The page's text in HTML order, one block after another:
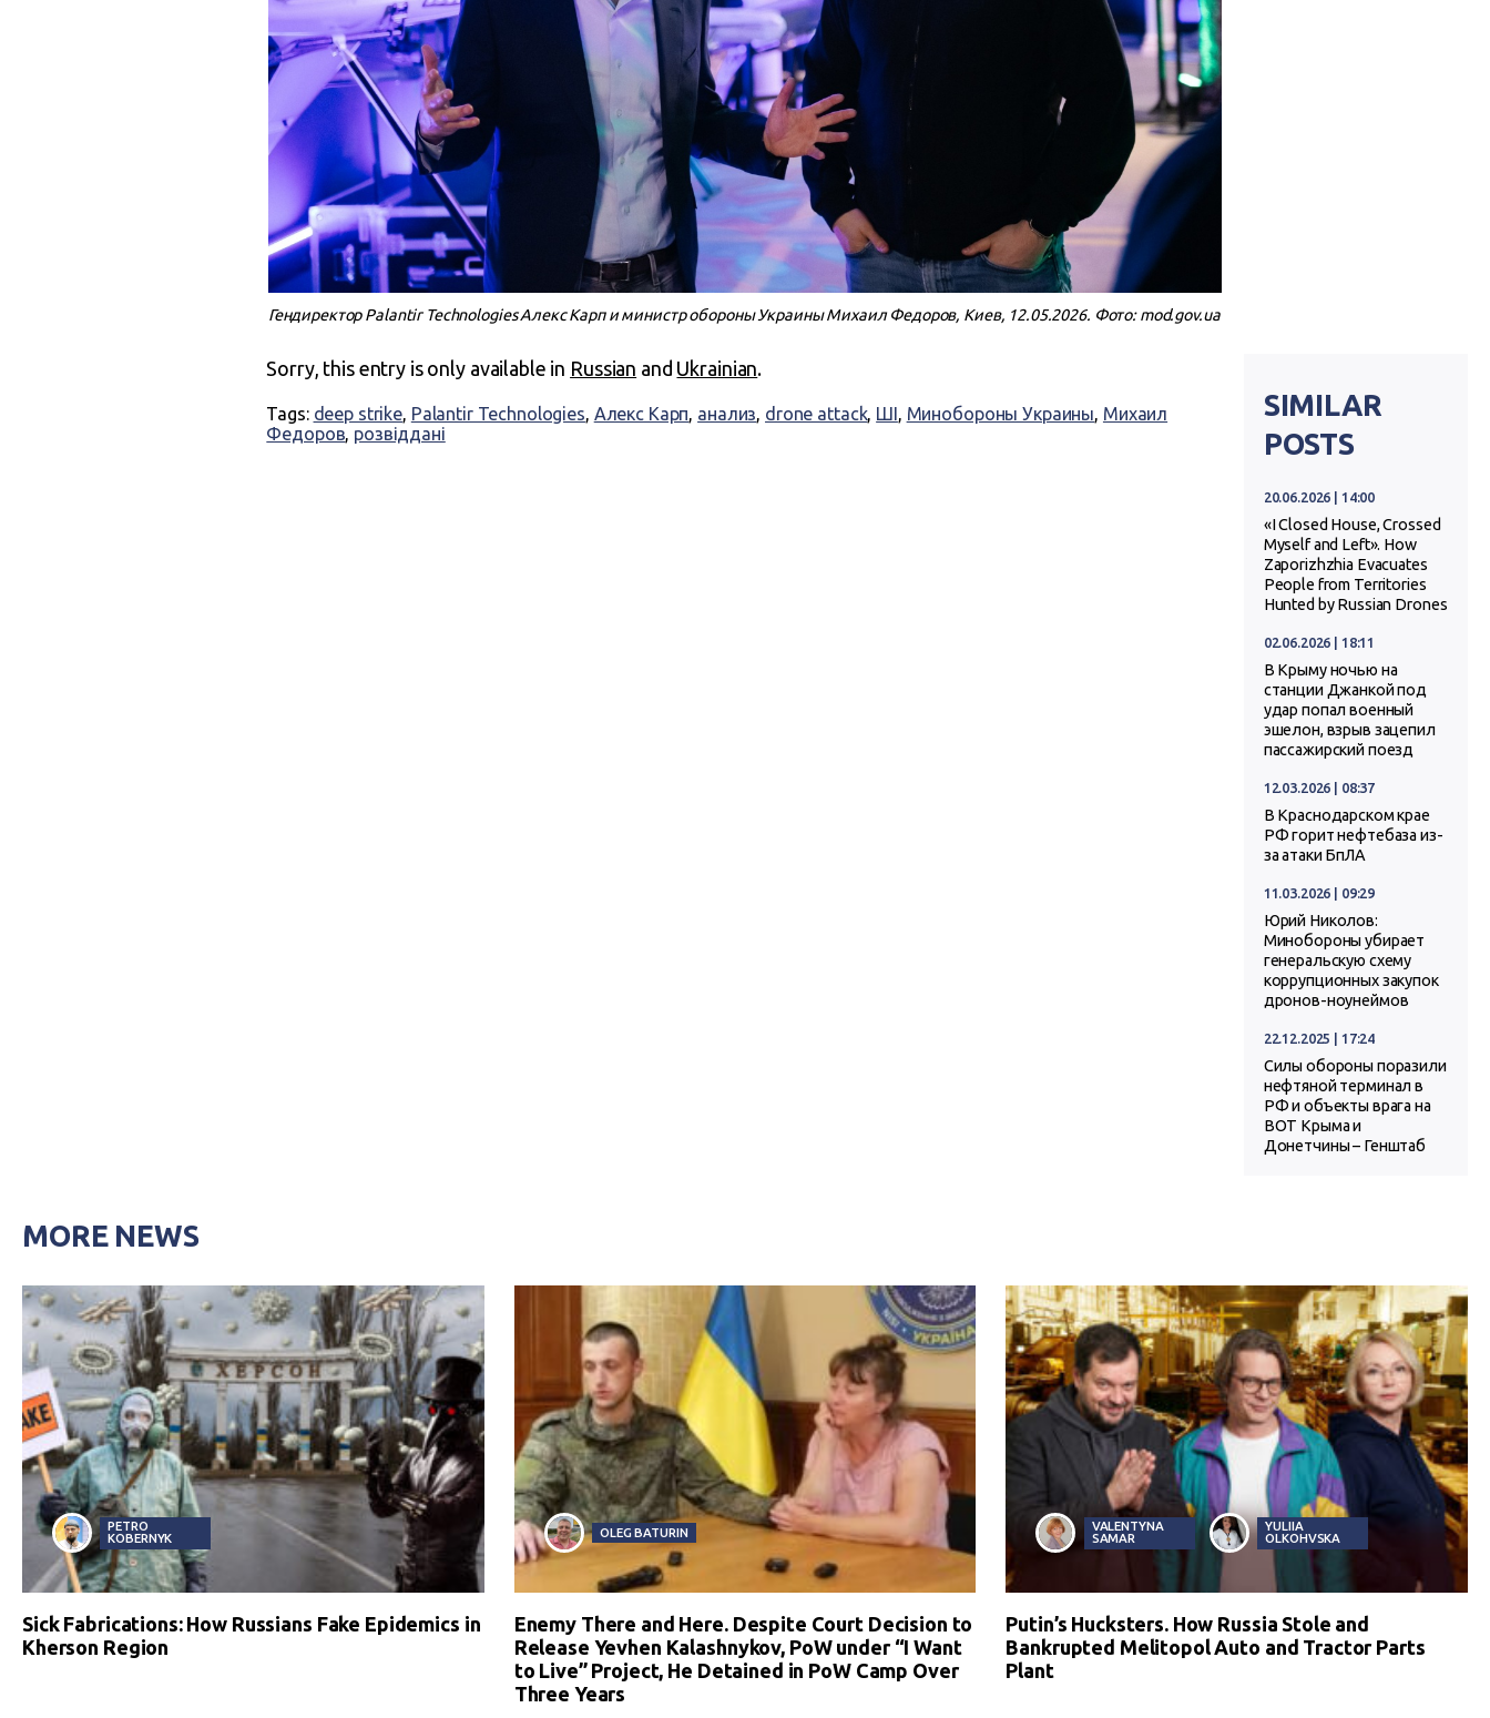
Гендиректор Palantir Technologies Алекс Карп и министр обороны Украины Михаил Федоров, Киев, 12.05.2026. Фото: mod.gov.ua
Sorry, this entry is only available in Russian and Ukrainian.
Tags: deep strike, Palantir Technologies, Алекс Карп, анализ, drone attack, ШІ, Минобороны Украины, Михаил
Федоров, розвіддані
SIMILAR
POSTS
20.06.2026 | 14:00
«I Closed House, Crossed
Myself and Left». How
Zaporizhzhia Evacuates
People from Territories
Hunted by Russian Drones
02.06.2026 | 18:11
В Крыму ночью на
станции Джанкой под
удар попал военный
эшелон, взрыв зацепил
пассажирский поезд
12.03.2026 | 08:37
В Краснодарском крае
РФ горит нефтебаза из-
за атаки БпЛА
11.03.2026 | 09:29
Юрий Николов:
Минобороны убирает
генеральскую схему
коррупционных закупок
дронов-ноунеймов
22.12.2025 | 17:24
Силы обороны поразили
нефтяной терминал в
РФ и объекты врага на
ВОТ Крыма и
Донетчины – Генштаб
MORE NEWS
PETRO
KOBERNYK
Sick Fabrications: How Russians Fake Epidemics in
Kherson Region
OLEG BATURIN
Enemy There and Here. Despite Court Decision to
Release Yevhen Kalashnykov, PoW under “I Want
to Live” Project, He Detained in PoW Camp Over
Three Years
VALENTYNA
SAMAR
YULIIA
OLKOHVSKA
Putin’s Hucksters. How Russia Stole and
Bankrupted Melitopol Auto and Tractor Parts
Plant